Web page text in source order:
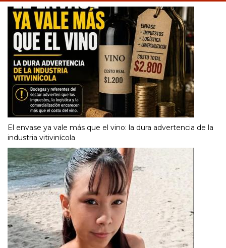
El envase ya vale más que el vino: la dura advertencia de la
industria vitivinícola